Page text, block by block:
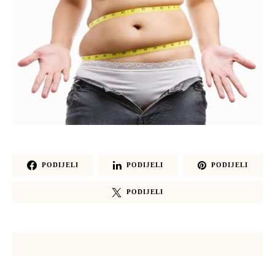
PODIJELI PODIJELI PODIJELI
PODIJELI